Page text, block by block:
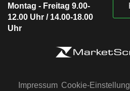
Montag - Freitag 9.00-
12.00 Uhr / 14.00-18.00
Uhr
Impressum Cookie-